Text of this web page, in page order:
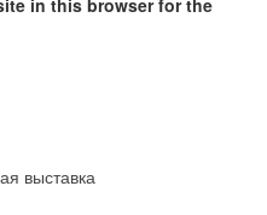
in this browser for the
выставка